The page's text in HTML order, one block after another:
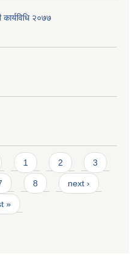
२०७७
1 2 3
8 next ›
»